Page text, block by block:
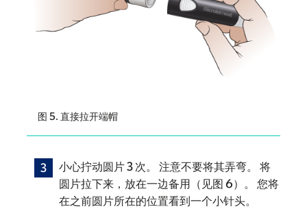
图 5. 直接拉开端帽
小心拧动圆片 3 次。 注意不要将其弄弯。 将
圆片拉下来，放在一边备用（见图 6）。 您将
在之前圆片所在的位置看到一个小针头。